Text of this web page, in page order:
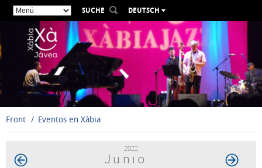
SUCHE
DEUTSCH
ESPAÑOL
VALENCIÀ
FRANÇAIS
РУССКИЙ
Front Eventos en Xàbia
2022
Junio